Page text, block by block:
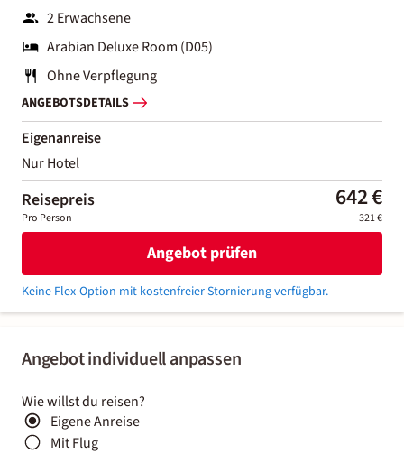
Angebot individuell anpassen
Wie willst du reisen?
Eigene Anreise
Mit Flug
2 Erwachsene
Arabian Deluxe Room (D05)
Ohne Verpflegung
ANGEBOTSDETAILS
Eigenanreise
Nur Hotel
Reisepreis 642 €
Pro Person 321 €
Angebot prüfen
Keine Flex-Option mit kostenfreier Stornierung verfügbar.